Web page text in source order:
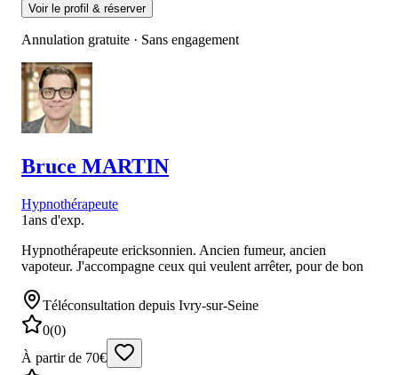
Voir le profil & réserver
Annulation gratuite · Sans engagement
Bruce MARTIN
Hypnothérapeute
1ans d'exp.
Hypnothérapeute ericksonnien. Ancien fumeur, ancien
vapoteur. J'accompagne ceux qui veulent arrêter, pour de bon
Téléconsultation depuis Ivry-sur-Seine
0(0)
À partir de 70€